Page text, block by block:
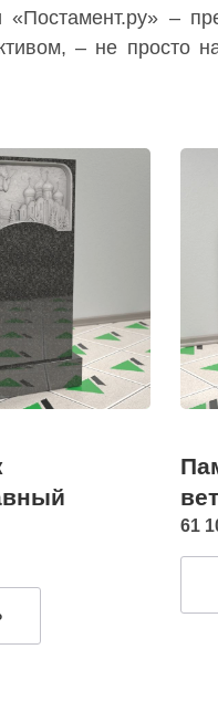
«Постамент.ру» –
– не просто
61